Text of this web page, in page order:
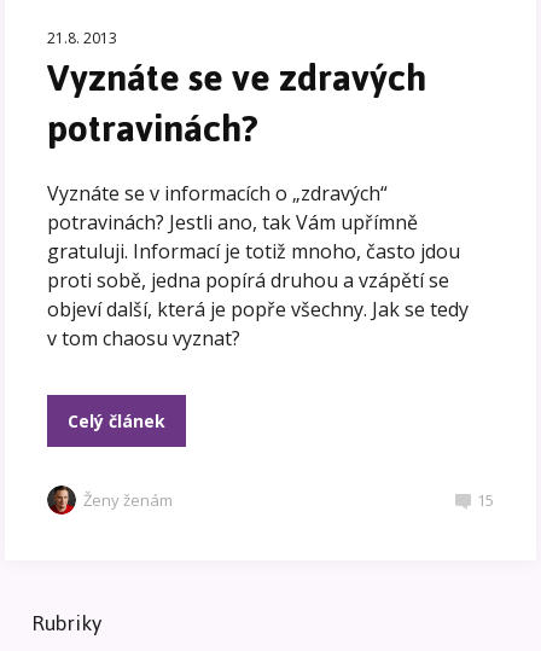
21.8. 2013
Vyznáte se ve zdravých
potravinách?
Vyznáte se v informacích o „zdravých“
potravinách? Jestli ano, tak Vám upřímně
gratuluji. Informací je totiž mnoho, často jdou
proti sobě, jedna popírá druhou a vzápětí se
objeví další, která je popře všechny. Jak se tedy
v tom chaosu vyznat?
Celý článek
Ženy ženám 15
Rubriky